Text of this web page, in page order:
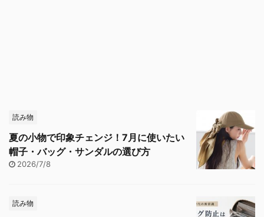
読み物
夏の小物で印象チェンジ！7月に使いたい
帽子・バッグ・サンダルの選び方
2026/7/8
読み物